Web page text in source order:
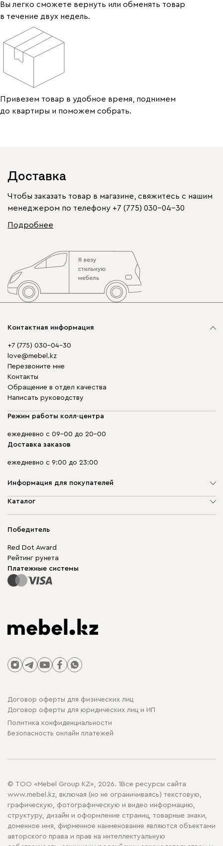
Вы легко сможете вернуть или обменять товар
в течение двух недель.
Привезем товар в удобное время, поднимем
до квартиры и поможем собрать.
Доставка
Чтобы заказать товар в магазине, свяжитесь с нашим
менеджером по телефону +7 (775) 030-04-30
Подробнее
Контактная информация
+7 (775) 030-04-30
love@mebel.kz
Перезвоните мне
Контакты
Обращение в отдел качества
Написать руководству
Режим работы колл-центра
ежедневно с 09-00 до 20-00
Доставка заказов
ежедневно с 9:00 до 23:00
Информация для покупателей
О компании
Гарантия
Для бизнеса
Карта сайта
Каталог
Корпусная мебель
Модульная мебель
Столы и стулья
Победитель
Red Dot Award
Рейтинг рунета
Платежные системы
Договор оферты для физических лиц
Договор оферты для юридических лиц и ИП
Политика конфиденциальности
Безопасность онлайн платежей
© ТОО «Mebel Group KZ», 2026. 1Все ресурсы сайта
www.mebel.kz, включая (но не ограничиваясь) текстовую,
графическую, фотографическую и видео информацию,
структуру, дизайн и оформление страниц, товарные знаки,
доменное имя, фирменное наименование являются объектами
авторского права и прав на интеллектуальную